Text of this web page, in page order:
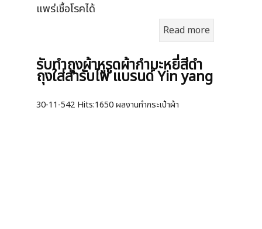
แพร่เชื้อโรคได้
Read more
รับทำถุงผ้าหูรูดผ้ากำมะหยี่สีดำ
ถุงใส่สำรับไพ่ แบรนด์ Yin yang
30-11-542 Hits:1650 ผลงานทำกระเป๋าผ้า